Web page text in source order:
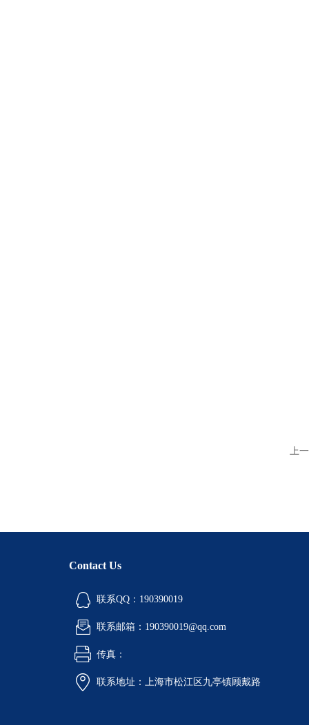
上
Contact Us
联系QQ：190390019
联系邮箱：190390019@qq.com
传真：
联系地址：上海市松江区九亭镇顾戴路